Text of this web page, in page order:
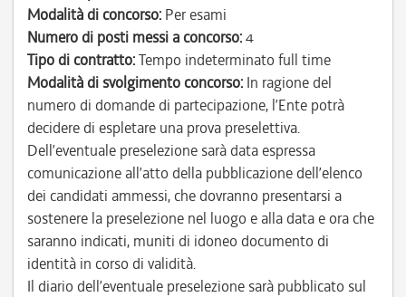
Modalità di concorso: Per esami
Numero di posti messi a concorso:4
Tipo di contratto:Tempo indeterminato full time
Modalità di svolgimento concorso: In ragione del
numero di domande di partecipazione, l’Ente potrà
decidere di espletare una prova preselettiva.
Dell’eventuale preselezione sarà data espressa
comunicazione all’atto della pubblicazione dell’elenco
dei candidati ammessi, che dovranno presentarsi a
sostenere la preselezione nel luogo e alla data e ora che
saranno indicati, muniti di idoneo documento di
identità in corso di validità.
Il diario dell’eventuale preselezione sarà pubblicato sul